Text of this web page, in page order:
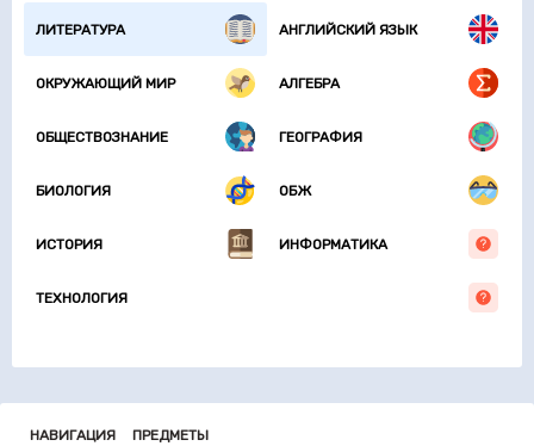
ЛИТЕРАТУРА АНГЛИЙСКИЙ ЯЗЫК
ОКРУЖАЮЩИЙ МИР АЛГЕБРА
ОБЩЕСТВОЗНАНИЕ ГЕОГРАФИЯ
БИОЛОГИЯ ОБЖ
ИСТОРИЯ ИНФОРМАТИКА
ТЕХНОЛОГИЯ
НАВИГАЦИЯ ПРЕДМЕТЫ